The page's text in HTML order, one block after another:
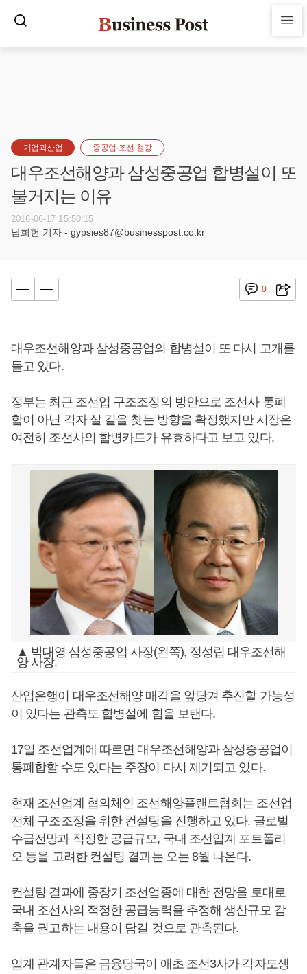
기업과산업 중공업·조선·철강
대우조선해양과 삼성중공업 합병설이 또
불거지는 이유
2016-06-17 15:50:15
남희헌 기자 - gypsies87@businesspost.co.kr
0
대우조선해양과 삼성중공업의 합병설이 또 다시 고개를
들고 있다.
정부는 최근 조선업 구조조정의 방안으로 조선사 통폐
합이 아닌 각자 살 길을 찾는 방향을 확정했지만 시장은
여전히 조선사의 합병카드가 유효하다고 보고 있다.
▲ 박대영 삼성중공업 사장(왼쪽), 정성립 대우조선해
양 사장.
산업은행이 대우조선해양 매각을 앞당겨 추진할 가능성
이 있다는 관측도 합병설에 힘을 보탠다.
17일 조선업계에 따르면 대우조선해양과 삼성중공업이
통폐합할 수도 있다는 주장이 다시 제기되고 있다.
현재 조선업계 협의체인 조선해양플랜트협회는 조선업
전체 구조조정을 위한 컨설팅을 진행하고 있다. 글로벌
수급전망과 적정한 공급규모, 국내 조선업계 포트폴리
오 등을 고려한 컨설팅 결과는 오는 8월 나온다.
컨설팅 결과에 중장기 조선업종에 대한 전망을 토대로
국내 조선사의 적정한 공급능력을 추정해 생산규모 감
축을 권고하는 내용이 담길 것으로 관측된다.
업계 관계자들은 금융당국이 애초 조선3사가 각자도생